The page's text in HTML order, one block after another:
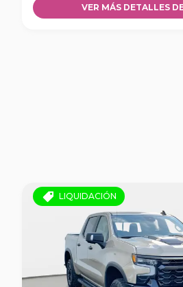
VER MÁS DETALLES
LIQUIDACIÓN